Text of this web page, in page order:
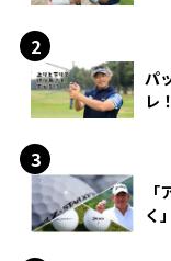
パ
レ
く